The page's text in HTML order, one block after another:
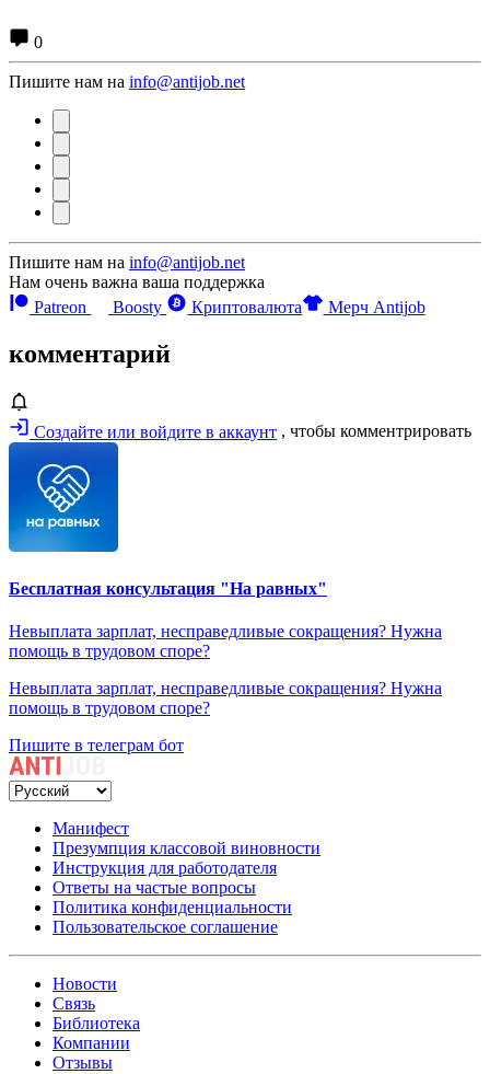
0
Пишите нам на info@antijob.net
Пишите нам на info@antijob.net
Нам очень важна ваша поддержка
Patreon
Boosty Криптовалюта Мерч Antijob
комментарий
Создайте или войдите в аккаунт , чтобы комментрировать
Бесплатная консультация "На равных"
Невыплата зарплат, несправедливые сокращения? Нужна
помощь в трудовом споре?
Невыплата зарплат, несправедливые сокращения? Нужна
помощь в трудовом споре?
Пишите в телеграм бот
Манифест
Презумпция классовой виновности
Инструкция для работодателя
Ответы на частые вопросы
Политика конфиденциальности
Пользовательское соглашение
Новости
Связь
Библиотека
Компании
Отзывы